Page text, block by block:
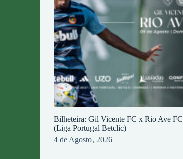
Bilheteira: Gil Vicente FC x Rio Ave FC
(Liga Portugal Betclic)
4 de Agosto, 2026